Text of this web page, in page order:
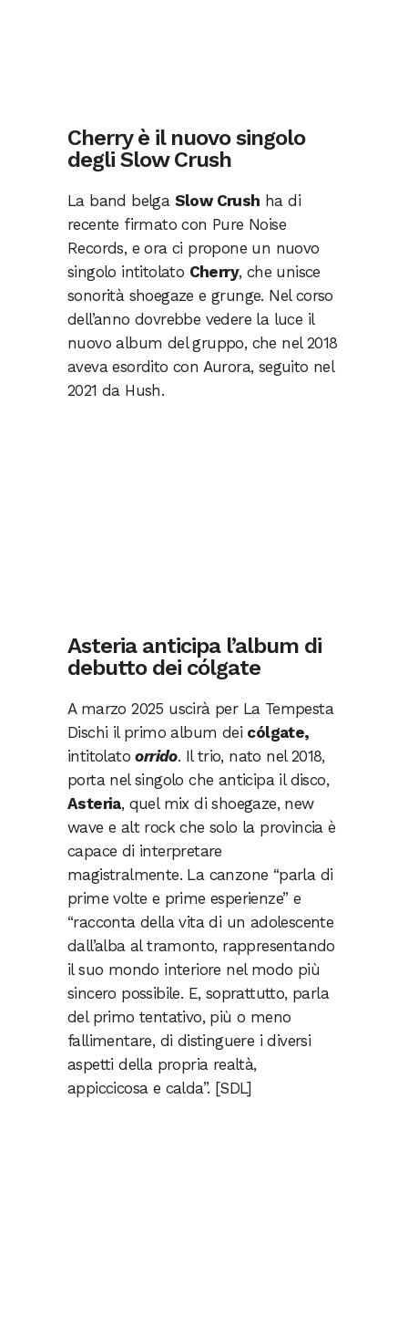
Cherry è il nuovo singolo
degli Slow Crush
La band belga Slow Crush ha di
recente firmato con Pure Noise
Records, e ora ci propone un nuovo
singolo intitolato Cherry, che unisce
sonorità shoegaze e grunge. Nel corso
dell’anno dovrebbe vedere la luce il
nuovo album del gruppo, che nel 2018
aveva esordito con Aurora, seguito nel
2021 da Hush.
Asteria anticipa l’album di
debutto dei cólgate
A marzo 2025 uscirà per La Tempesta
Dischi il primo album dei cólgate,
intitolatoorrido. Il trio, nato nel 2018,
porta nel singolo che anticipa il disco,
Asteria, quel mix di shoegaze, new
wave e alt rock che solo la provincia è
capace di interpretare
magistralmente. La canzone “parla di
prime volte e prime esperienze” e
“racconta della vita di un adolescente
dall’alba al tramonto, rappresentando
il suo mondo interiore nel modo più
sincero possibile. E, soprattutto, parla
del primo tentativo, più o meno
fallimentare, di distinguere i diversi
aspetti della propria realtà,
appiccicosa e calda”. [SDL]